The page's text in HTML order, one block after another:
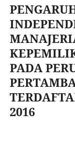
PADA
2016